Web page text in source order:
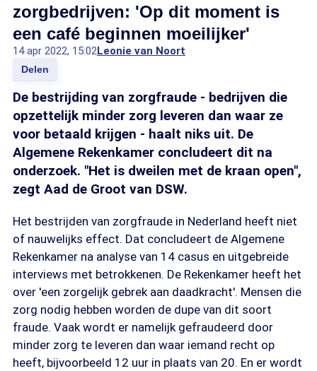
zorgbedrijven: 'Op dit moment is
een café beginnen moeilijker'
14 apr 2022, 15:02Leonie van Noort
Delen
De bestrijding van zorgfraude - bedrijven die
opzettelijk minder zorg leveren dan waar ze
voor betaald krijgen - haalt niks uit. De
Algemene Rekenkamer concludeert dit na
onderzoek. "Het is dweilen met de kraan open",
zegt Aad de Groot van DSW.
Het bestrijden van zorgfraude in Nederland heeft niet
of nauwelijks effect. Dat concludeert de Algemene
Rekenkamer na analyse van 14 casus en uitgebreide
interviews met betrokkenen. De Rekenkamer heeft het
over 'een zorgelijk gebrek aan daadkracht'. Mensen die
zorg nodig hebben worden de dupe van dit soort
fraude. Vaak wordt er namelijk gefraudeerd door
minder zorg te leveren dan waar iemand recht op
heeft, bijvoorbeeld 12 uur in plaats van 20. En er wordt